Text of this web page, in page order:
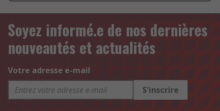
Soyez informé.e de nos dernières
nouveautés et actualités
Votre adresse e-mail
S'inscrire